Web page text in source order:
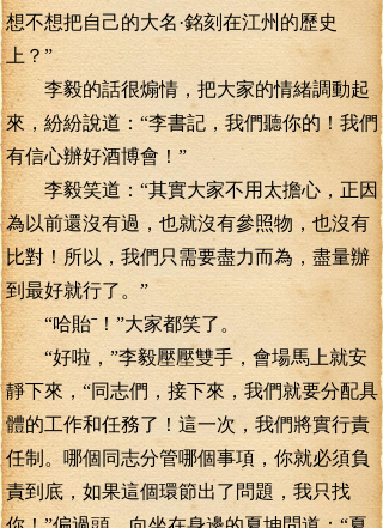
想不想把自己的大名·銘刻在江州的歷史
上？”
李毅的話很煽情，把大家的情緒調動起
來，紛紛說道：“李書記，我們聽你的！我們
有信心辦好酒博會！”
李毅笑道：“其實大家不用太擔心，正因
為以前還沒有過，也就沒有參照物，也沒有
比對！所以，我們只需要盡力而為，盡量辦
到最好就行了。”
“哈貽ˉ！”大家都笑了。
“好啦，”李毅壓壓雙手，會場馬上就安
靜下來，“同志們，接下來，我們就要分配具
體的工作和任務了！這一次，我們將實行責
任制。哪個同志分管哪個事項，你就必須負
責到底，如果這個環節出了問題，我只找